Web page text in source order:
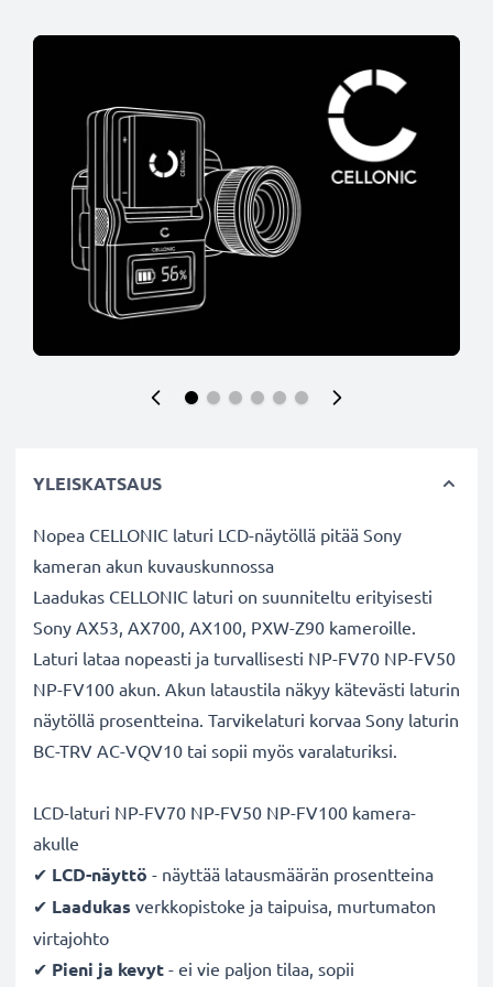
YLEISKATSAUS
Nopea CELLONIC laturi LCD-näytöllä pitää Sony
kameran akun kuvauskunnossa
Laadukas CELLONIC laturi on suunniteltu erityisesti
Sony AX53, AX700, AX100, PXW-Z90 kameroille.
Laturi lataa nopeasti ja turvallisesti NP-FV70 NP-FV50
NP-FV100 akun. Akun lataustila näkyy kätevästi laturin
näytöllä prosentteina. Tarvikelaturi korvaa Sony laturin
BC-TRV AC-VQV10 tai sopii myös varalaturiksi.
LCD-laturi NP-FV70 NP-FV50 NP-FV100 kamera-
akulle
✔ LCD-näyttö - näyttää latausmäärän prosentteina
✔ Laadukas verkkopistoke ja taipuisa, murtumaton
virtajohto
✔ Pieni ja kevyt - ei vie paljon tilaa, sopii